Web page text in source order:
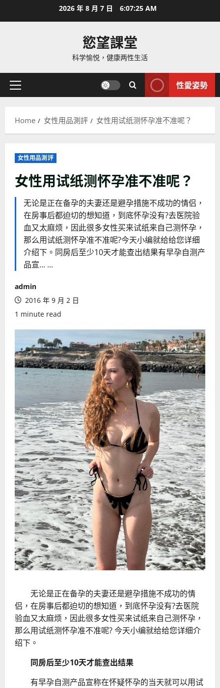
2026 年 8 月 7 日 6:07:26 AM
慾望課堂
科学愉悦，健康两性生活
Primary
性愛姿勢
Home 女性用品測評 女性用试纸测怀孕准不准呢？
女性用品測評
女性用试纸测怀孕准不准呢？
无论是正在备孕的夫妻还是避孕措施不成功的情侣，
在房事后都迫切的想知道，到底怀孕没有?去医院验
血又太麻烦，因此很多女性买来试纸来自己测怀孕，
那么用试纸测怀孕准不准呢?今天小编就给给您详细
介绍下。同房后至少10天才能查出结果有早孕自测产
品宣... ...
admin
2016 年 9 月 2 日
1 minute read
无论是正在备孕的夫妻还是避孕措施不成功的情
侣，在房事后都迫切的想知道，到底怀孕没有?去医院
验血又太麻烦，因此很多女性买来试纸来自己测怀孕，
那么用试纸测怀孕准不准呢? 今天小编就给给您详细介
绍下。
同房后至少10天才能查出结果
有早孕自测产品宣称在怀疑怀孕的当天就可以用试